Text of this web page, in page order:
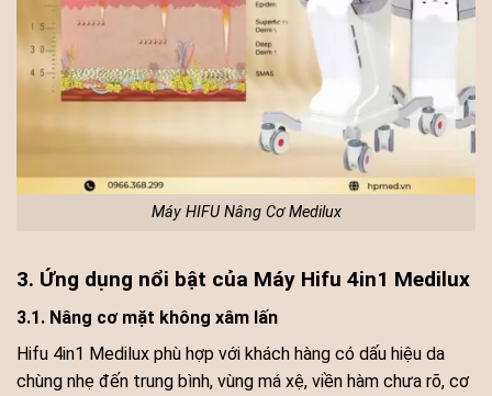
Máy HIFU Nâng Cơ Medilux
3. Ứng dụng nổi bật của Máy Hifu 4in1 Medilux
3.1. Nâng cơ mặt không xâm lấn
Hifu 4in1 Medilux phù hợp với khách hàng có dấu hiệu da
chùng nhẹ đến trung bình, vùng má xệ, viền hàm chưa rõ, cơ